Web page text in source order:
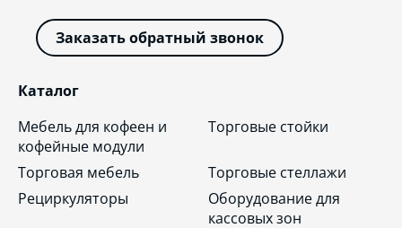
Каталог
Мебель для кофеен и
кофейные модули
Торговые стойки
Торговая мебель
Торговые стеллажи
Рециркуляторы
Оборудование для
кассовых зон
Заказать обратный звонок